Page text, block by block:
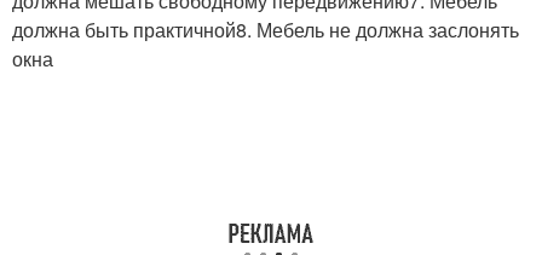
должна быть практичной8. Мебель не должна заслонять
окна